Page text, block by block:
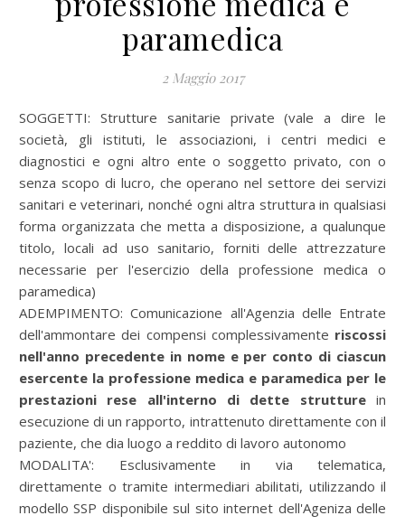
paramedica
2 Maggio 2017
SOGGETTI: Strutture sanitarie private (vale a dire le
società, gli istituti, le associazioni, i centri medici e
diagnostici e ogni altro ente o soggetto privato, con o
senza scopo di lucro, che operano nel settore dei servizi
sanitari e veterinari, nonché ogni altra struttura in qualsiasi
forma organizzata che metta a disposizione, a qualunque
titolo, locali ad uso sanitario, forniti delle attrezzature
necessarie per l'esercizio della professione medica o
paramedica)
ADEMPIMENTO:Comunicazione all'Agenzia delle Entrate
dell'ammontare dei compensi complessivamente riscossi
nell'anno precedente in nome e per conto di ciascun
esercente la professione medica e paramedica per le
prestazioni rese all'interno di dette strutturein
esecuzione di un rapporto, intrattenuto direttamente con il
paziente, che dia luogo a reddito di lavoro autonomo
MODALITA': Esclusivamente in via telematica,
direttamente o tramite intermediari abilitati, utilizzando il
modello SSP disponibile sul sito internet dell'Ageniza delle